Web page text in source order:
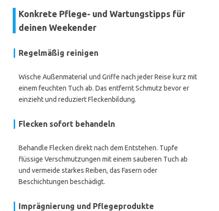
Konkrete Pflege- und Wartungstipps für
deinen Weekender
Regelmäßig reinigen
Wische Außenmaterial und Griffe nach jeder Reise kurz mit
einem feuchten Tuch ab. Das entfernt Schmutz bevor er
einzieht und reduziert Fleckenbildung.
Flecken sofort behandeln
Behandle Flecken direkt nach dem Entstehen. Tupfe
flüssige Verschmutzungen mit einem sauberen Tuch ab
und vermeide starkes Reiben, das Fasern oder
Beschichtungen beschädigt.
Imprägnierung und Pflegeprodukte